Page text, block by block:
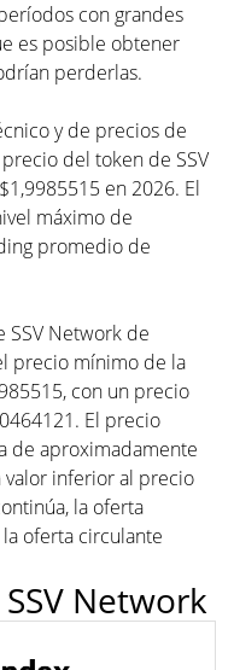
con grandes
es posible obtener
perderlas.
y de precios de
del token de SSV
en 2026. El
máximo de
promedio de
SSV Network de
precio mínimo de la
con un precio
El precio
de aproximadamente
valor inferior al precio
la oferta
oferta circulante
Network